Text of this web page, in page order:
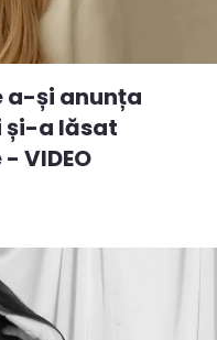
a-și anunța
și-a lăsat
VIDEO